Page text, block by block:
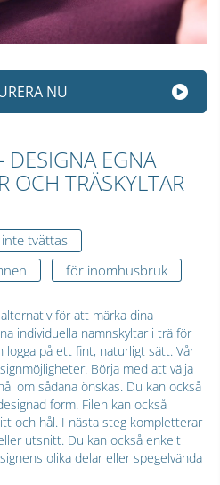
NU
DESIGNA EGNA
OCH TRÄSKYLTAR
tvättas
för inomhusbruk
för att märka dina
individuella namnskyltar i trä för
på ett fint, naturligt sätt. Vår
Börja med att välja
om sådana önskas. Du kan också
form. Filen kan också
och hål. I nästa steg kompletterar
utsnitt. Du kan också enkelt
olika delar eller spegelvända